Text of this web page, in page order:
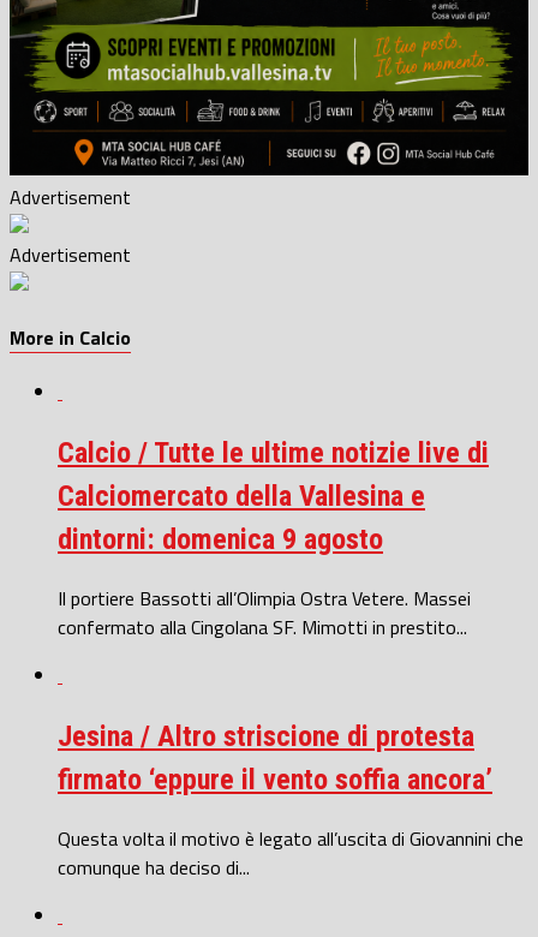
Advertisement
Advertisement
More in Calcio
Calcio / Tutte le ultime notizie live di
Calciomercato della Vallesina e
dintorni: domenica 9 agosto
Il portiere Bassotti all’Olimpia Ostra Vetere. Massei
confermato alla Cingolana SF. Mimotti in prestito...
Jesina / Altro striscione di protesta
firmato ‘eppure il vento soffia ancora’
Questa volta il motivo è legato all’uscita di Giovannini che
comunque ha deciso di...